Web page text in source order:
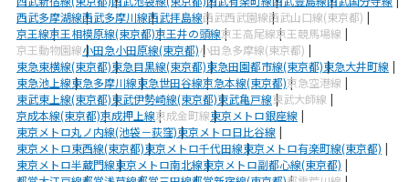
西武多摩湖線西武多摩川線西武拝島線西武西武園線西武山口線(東京都)
京王線京王相模原線(東京都)京王井の頭線京王高尾線京王競馬場線
京王動物園線小田急小田原線(東京都)小田急多摩線(東京都)
東急東横線(東京都)東急目黒線(東京都)東急田園都市線(東京都)東急大井町線
東急池上線東急多摩川線東急世田谷線京急本線(東京都)京急空港線
東武東上線(東京都)東武伊勢崎線(東京都)東武亀戸線東武大師線
京成本線(東京都)京成押上線京成金町線東京メトロ銀座線
東京メトロ丸ノ内線(池袋－荻窪)東京メトロ日比谷線
東京メトロ東西線(東京都)東京メトロ千代田線東京メトロ有楽町線(東京都)
東京メトロ半蔵門線東京メトロ南北線東京メトロ副都心線(東京都)